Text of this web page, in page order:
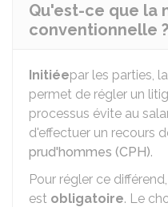
Qu'est-ce que la
conventionnelle ?
Initiéepar les parties,
permet de régler un
processus évite au
d'effectuer un recours
prud'hommes (CPH).
Pour régler ce
est obligatoire. Le